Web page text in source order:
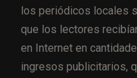
los periódicos locales
que los lectores
en Internet en
ingresos publicitarios,